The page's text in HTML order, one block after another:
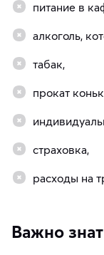
питание в
алкоголь,
табак,
прокат
страховка,
расходы на
Важно